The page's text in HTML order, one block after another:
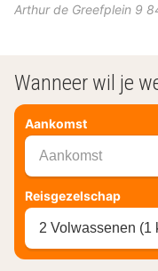
Arthur de Greefplein 9
Wanneer wil je
Aankomst
Aankomst
Reisgezelschap
2 Volwassenen (1